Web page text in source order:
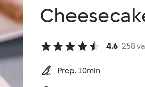
4.6 258
Prep. 10min